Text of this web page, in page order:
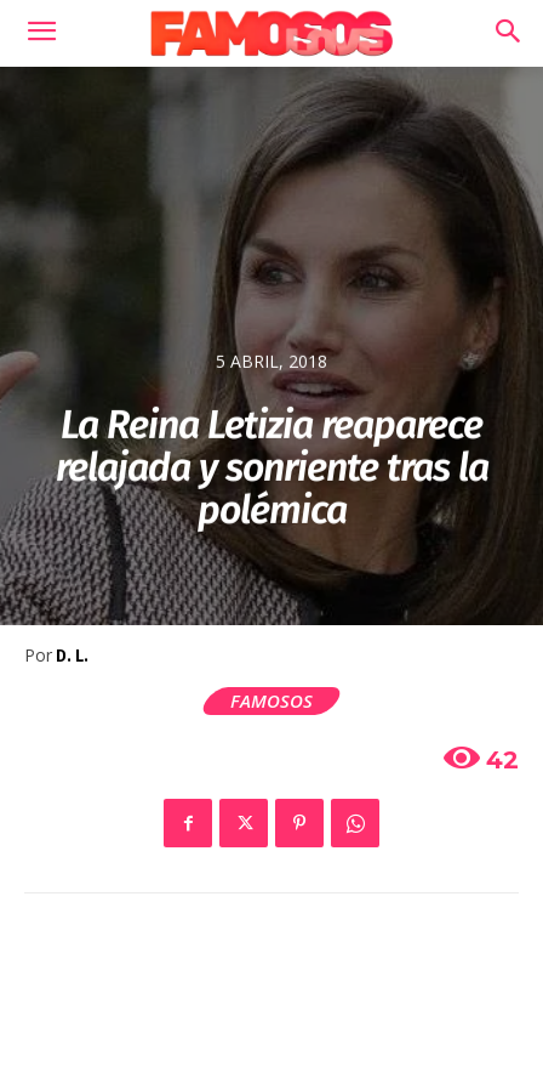
5 ABRIL, 2018
La Reina Letizia reaparece
relajada y sonriente tras la
polémica
Por D. L.
FAMOSOS
42